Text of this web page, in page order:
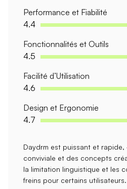
Performance et Fiabilité
4.4
Fonctionnalités et Outils
4.5
Facilité d’Utilisation
4.6
Design et Ergonomie
4.7
Daydrm est puissant et rapide,
conviviale et des concepts
la limitation linguistique et les
freins pour certains utilisateurs.